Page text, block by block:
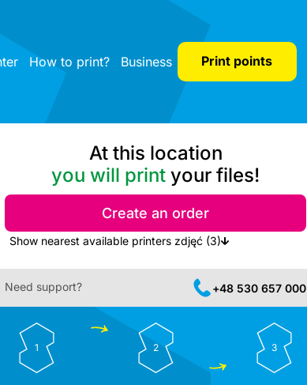
How to print? Business Print points
At this location
you will print your files!
Create an order
Show nearest available printers zdjęć (3)
Need support? +48 530 657 000
1 2 3